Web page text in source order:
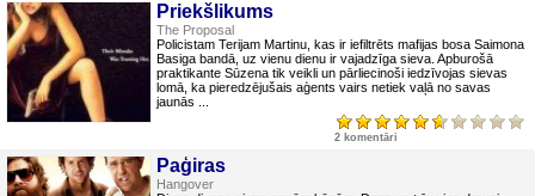
Priekšlikums
The Proposal
Policistam Terijam Martinu, kas ir iefiltrēts mafijas bosa Saimona
Basiga bandā, uz vienu dienu ir vajadzīga sieva. Apburošā
praktikante Sūzena tik veikli un pārliecinoši iedzīvojas sievas
lomā, ka pieredzējušais aģents vairs netiek vaļā no savas
jaunās ...
2 komentāri
Paģiras
Hangover